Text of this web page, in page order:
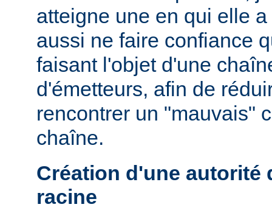
atteigne une en qui elle
aussi ne faire confiance
faisant l'objet d'une
d'émetteurs, afin de
rencontrer un "mauvais"
chaîne.
Création d'une autorité
racine